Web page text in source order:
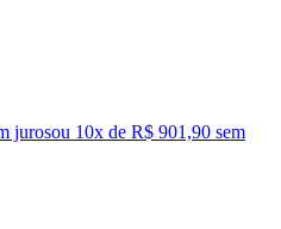
jurosou 10x de R$ 901,90 sem